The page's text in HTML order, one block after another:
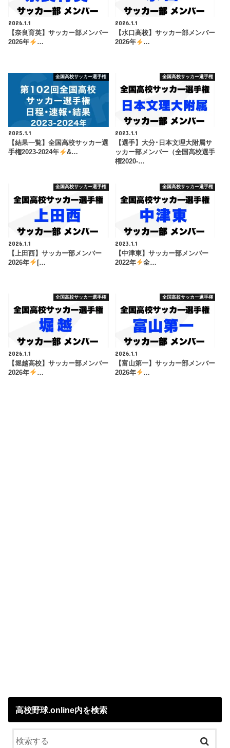
2026.1.1
【奈良育英】サッカー部メンバー
2026年
…
2026.1.1
【水口高校】サッカー部メンバー
2026年
…
全国高校サッカー選手権
2025.1.1
【結果一覧】全国高校サッカー選
手権2023-2024年
&…
全国高校サッカー選手権
2023.1.1
【選手】大分･日本文理大附属サ
ッカー部メンバー（全国高校選手
権2020-…
全国高校サッカー選手権
2026.1.1
【上田西】サッカー部メンバー
2026年
[…
全国高校サッカー選手権
2023.1.1
【中津東】サッカー部メンバー
2022年
全…
全国高校サッカー選手権
2026.1.1
【堀越高校】サッカー部メンバー
2026年
…
全国高校サッカー選手権
2026.1.1
【富山第一】サッカー部メンバー
2026年
…
高校野球.online内を検索